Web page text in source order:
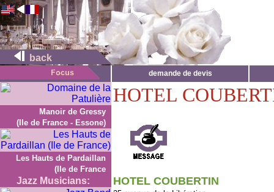
back
demande de devis
Manoir de Gressy
(Ile de France - Essone)
Les Hauts de Pardaillan
(Ile de France
Jazz Musicians:
HOTEL
HOTEL COUBERTIN